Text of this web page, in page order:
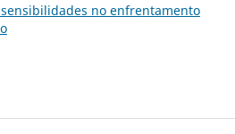
no enfrentamento